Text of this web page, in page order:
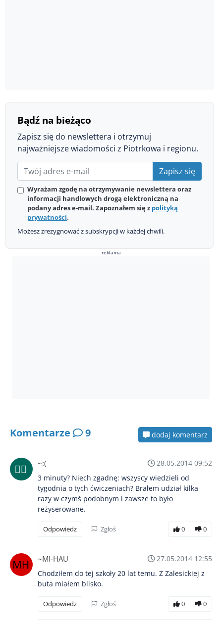
Bądź na bieżąco
Zapisz się do newslettera i otrzymuj
najważniejsze wiadomości z Piotrkowa i regionu.
Zapisz się
Wyrażam zgodę na otrzymywanie newslettera oraz
informacji handlowych drogą elektroniczną na
podany adres e-mail. Zapoznałem się z polityką
prywatności.
Możesz zrezygnować z subskrypcji w każdej chwili.
reklama
Komentarze 9 dodaj komentarz
~:(
28.05.2014 09:52
3 minuty? Niech zgadnę: wszyscy wiedzieli od
tygodnia o tych ćwiczeniach? Brałem udział kilka
razy w czymś podobnym i zawsze to było
reżyserowane.
Odpowiedz Zgłoś 0 0
~MI-HAU
27.05.2014 12:55
Chodziłem do tej szkoły 20 lat temu. Z Zalesickiej z
buta miałem blisko.
Odpowiedz Zgłoś 0 0